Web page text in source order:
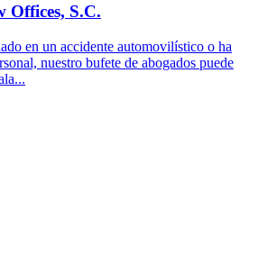
Offices, S.C.
en un accidente automovilístico o ha
nuestro bufete de abogados puede